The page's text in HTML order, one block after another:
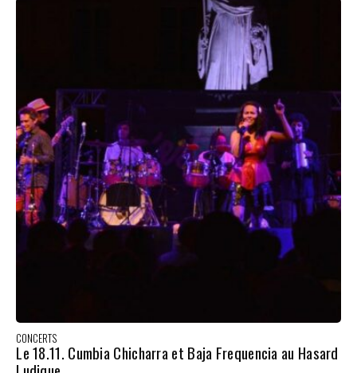
CONCERTS
Le 18.11. Cumbia Chicharra et Baja Frequencia au Hasard